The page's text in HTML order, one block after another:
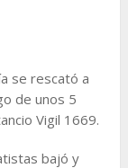
se rescató a
de unos 5
Vigil 1669.
bajó y